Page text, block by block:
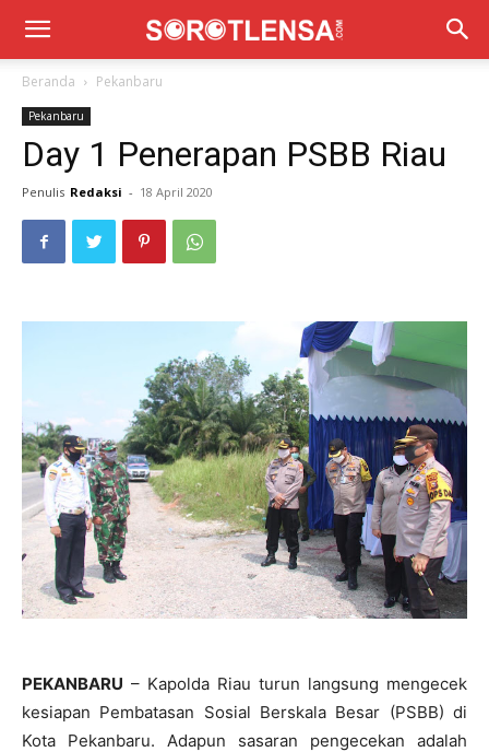
Beranda Pekanbaru
Pekanbaru
Day 1 Penerapan PSBB Riau
Penulis Redaksi - 18 April 2020
PEKANBARU – Kapolda Riau turun langsung mengecek
kesiapan Pembatasan Sosial Berskala Besar (PSBB) di
Kota Pekanbaru. Adapun sasaran pengecekan adalah